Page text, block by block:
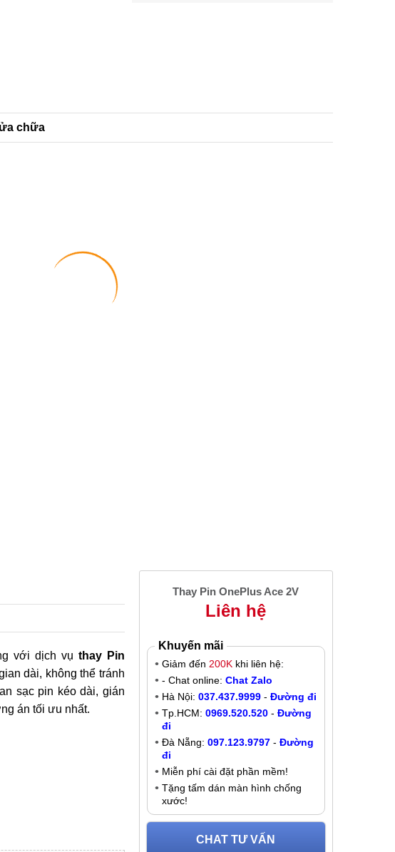
chữa
với dịch vụ thay Pin
dài, không thể tránh
sạc pin kéo dài, gián
án tối ưu nhất.
Thay Pin OnePlus Ace 2V
Liên hệ
Khuyến mãi
Giảm đến 200Kkhi liên hệ:
- Chat online: Chat Zalo
Hà Nội: 037.437.9999- Đường đi
Tp.HCM: 0969.520.520- Đường
đi
Đà Nẵng: 097.123.9797- Đường
đi
Miễn phí cài đặt phần mềm!
Tặng tấm dán màn hình chống
xước!
CHAT TƯ VẤN